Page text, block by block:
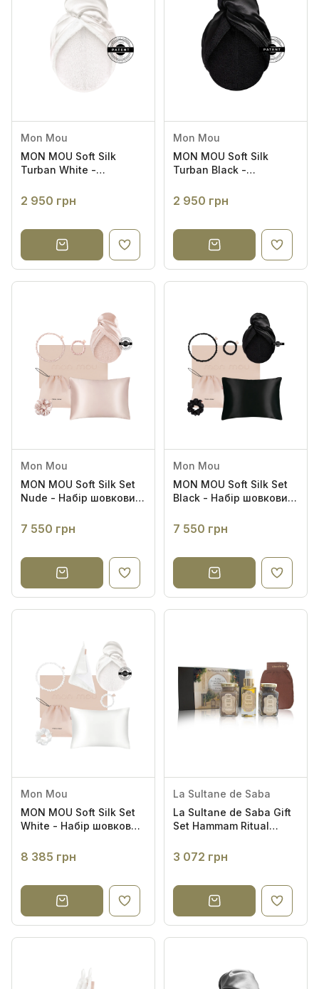
Mon Mou
MON MOU Soft Silk
Turban White -
тюрбан для
делікатного сушіння
2 950 грн
Mon Mou
MON MOU Soft Silk
Turban Black -
тюрбан для
делікатного сушіння
2 950 грн
Mon Mou
MON MOU Soft Silk Set
Nude - Набір шовкових
7 550 грн
Mon Mou
MON MOU Soft Silk Set
Black - Набір шовкових
7 550 грн
Mon Mou
MON MOU Soft Silk Set
White - Набір шовкових
8 385 грн
La Sultane de Saba
La Sultane de Saba Gift
Set Hammam Ritual
тілом та волоссям
3 072 грн